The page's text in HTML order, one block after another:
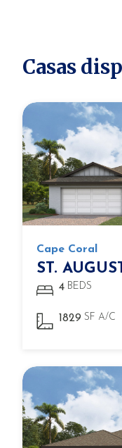
Casas
Cape Coral
ST.
4 BEDS
1829 SF A/C